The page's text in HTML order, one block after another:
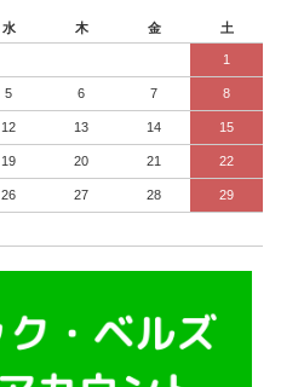
水 木 金 土
1
5 6 7 8
12 13 14 15
19 20 21 22
26 27 28 29